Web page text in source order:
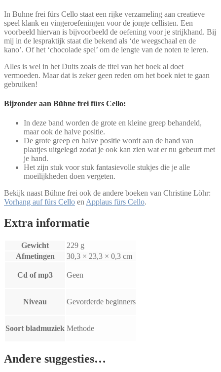
In Buhne frei fürs Cello staat een rijke verzameling aan creatieve
speel klank en vingeroefeningen voor de jonge cellisten. Een
voorbeeld hiervan is bijvoorbeeld de oefening voor je strijkhand. Bij
mij in de lespraktijk staat die bekend als ‘de weegschaal en de
kano’. Of het ‘chocolade spel’ om de lengte van de noten te leren.
Alles is wel in het Duits zoals de titel van het boek al doet
vermoeden. Maar dat is zeker geen reden om het boek niet te gaan
gebruiken!
Bijzonder aan Bühne frei fürs Cello:
In deze band worden de grote en kleine greep behandeld,
maar ook de halve positie.
De grote greep en halve positie wordt aan de hand van
plaatjes uitgelegd zodat je ook kan zien wat er nu gebeurt met
je hand.
Het zijn stuk voor stuk fantasievolle stukjes die je alle
moeilijkheden doen vergeten.
Bekijk naast Bühne frei ook de andere boeken van Christine Löhr:
Vorhang auf fürs Cello en Applaus fürs Cello.
Extra informatie
Gewicht
229 g
Afmetingen
30,3 × 23,3 × 0,3 cm
Cd of mp3 Geen
Niveau Gevorderde beginners
Soort bladmuziek Methode
Andere suggesties…